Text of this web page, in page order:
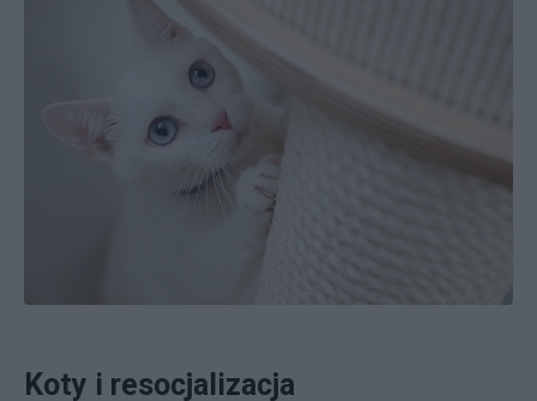
Koty i resocjalizacja